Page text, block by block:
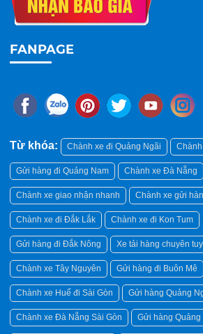
FANPAGE
Từ khóa: Chành xe đi Quảng Ngãi
Gửi hàng đi Quảng Nam Chành xe Đà Nẵng
Chành xe giao nhận nhanh Chành xe gửi
Chành xe đi Đắk Lắk Chành xe đi Kon Tum
Gửi hàng đi Đắk Nông Xe tải hàng chuyên
Chành xe Tây Nguyên Gửi hàng đi Buôn Mê
Chành xe Huế đi Sài Gòn Gửi hàng Quảng
Chành xe Đà Nẵng Sài Gòn Gửi hàng Quảng